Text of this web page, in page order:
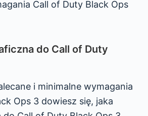
Call of Duty Black Ops
do Call of Duty
i minimalne wymagania
Ops 3 dowiesz się, jaka